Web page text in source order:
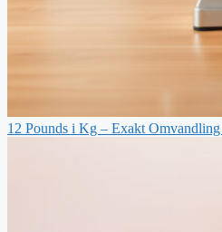
12 Pounds i Kg – Exakt